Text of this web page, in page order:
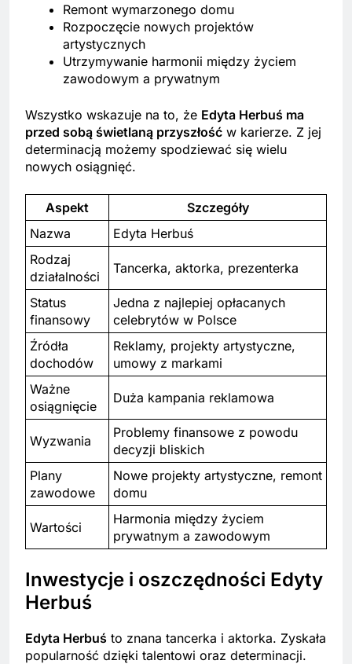
Remont wymarzonego domu
Rozpoczęcie nowych projektów
artystycznych
Utrzymywanie harmonii między życiem
zawodowym a prywatnym
Wszystko wskazuje na to, że Edyta Herbuś ma
przed sobą świetlaną przyszłość w karierze. Z jej
determinacją możemy spodziewać się wielu
nowych osiągnięć.
Aspekt
Szczegóły
Nazwa
Edyta Herbuś
Rodzaj
działalności
Tancerka, aktorka, prezenterka
Status
finansowy
Jedna z najlepiej opłacanych
celebrytów w Polsce
Źródła
dochodów
Reklamy, projekty artystyczne,
umowy z markami
Ważne
osiągnięcie
Duża kampania reklamowa
Wyzwania
Problemy finansowe z powodu
decyzji bliskich
Plany
zawodowe
Nowe projekty artystyczne, remont
domu
Wartości
Harmonia między życiem
prywatnym a zawodowym
Inwestycje i oszczędności Edyty
Herbuś
Edyta Herbuś to znana tancerka i aktorka. Zyskała
popularność dzięki talentowi oraz determinacji.